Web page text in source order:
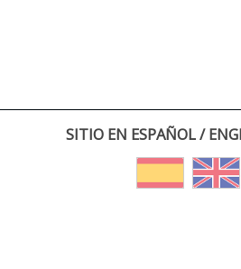
SITIO EN ESPAÑOL /